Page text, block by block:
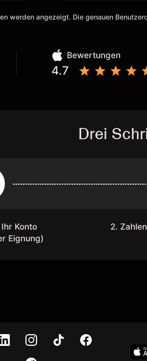
werden angezeigt. Die genauen
Bewertungen
4.7
Drei
Konto
Eignung)
2.